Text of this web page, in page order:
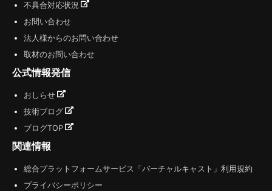
不具合対応状況
お問い合わせ
法人様からのお問い合わせ
取材のお問い合わせ
公式情報発信
おしらせ
技術ブログ
ブログTOP
関連情報
総合プラットフォームサービス「バーチャルキャスト」利用規約
プライバシーポリシー